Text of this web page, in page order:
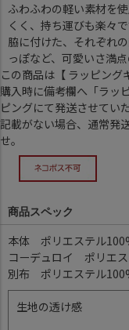
ふわふわの軽い素材を
くく、持ち運びも楽々で
脇に付けた、それぞれ
っぽなど、可愛いさ満点
この商品は【 ラッピング
購入時に備考欄へ「ラッ
ピングにて発送させてい
記載がない場合、通常発
せ。
商品スペック
本体 ポリエステル
コーデュロイ ポリエ
別布 ポリエステル
生地の透け感